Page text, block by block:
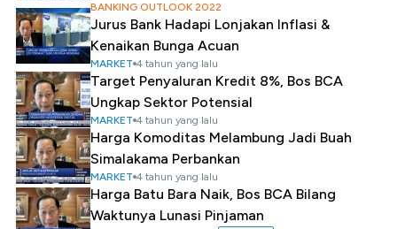
BANKING OUTLOOK 2022
Jurus Bank Hadapi Lonjakan Inflasi &
Kenaikan Bunga Acuan
MARKET 4 tahun yang lalu
Target Penyaluran Kredit 8%, Bos BCA
Ungkap Sektor Potensial
MARKET 4 tahun yang lalu
Harga Komoditas Melambung Jadi Buah
Simalakama Perbankan
MARKET 4 tahun yang lalu
Harga Batu Bara Naik, Bos BCA Bilang
Waktunya Lunasi Pinjaman